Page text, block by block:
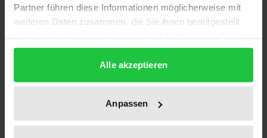
Partner führen diese Informationen möglicherweise mit
weiteren Daten zusammen, die Sie ihnen bereitgestellt
gesammelt haben.
Alle akzeptieren
Anpassen
Zeiten fremd war.
Die Beiträge, die auf der Jahrestagung 1993 der
wurden, setzen sich mit dieser großen Thematik
fachübergreifend auseinander.
J.A. Frowein: Die Intervention im heutigen System